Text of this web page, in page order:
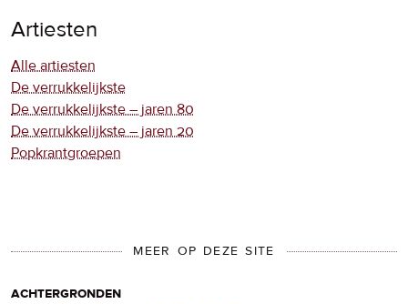
Artiesten
Alle artiesten
De verrukkelijkste
De verrukkelijkste – jaren 80
De verrukkelijkste – jaren 20
Popkrantgroepen
MEER OP DEZE SITE
achtergronden